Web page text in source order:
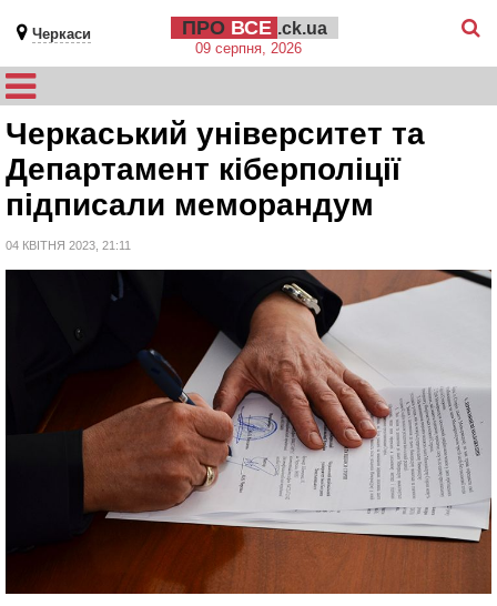
Черкаси ПРО ВСЕ .ck.ua
09 серпня, 2026
Черкаський університет та
Департамент кіберполіції
підписали меморандум
04 КВІТНЯ 2023, 21:11